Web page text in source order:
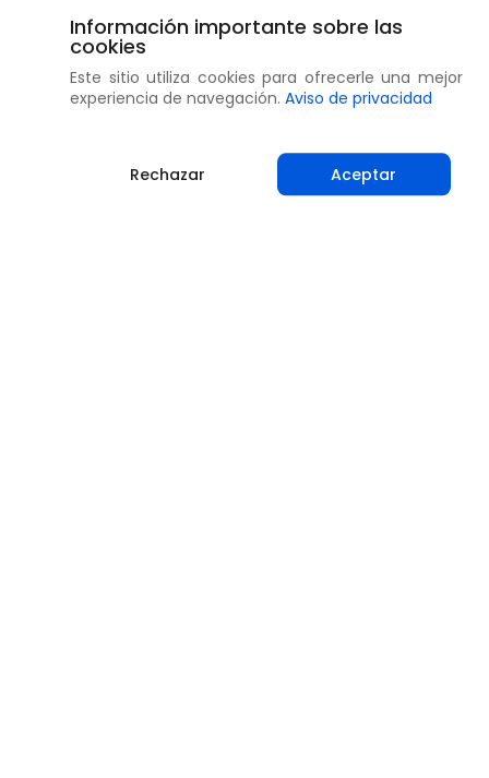
Información importante sobre las
cookies
Este sitio utiliza cookies para ofrecerle una mejor
experiencia de navegación. Aviso de privacidad
Rechazar Aceptar